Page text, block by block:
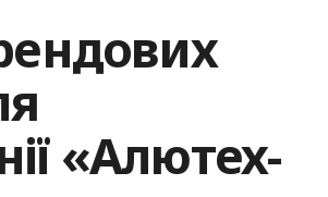
ворота
«Алютех-